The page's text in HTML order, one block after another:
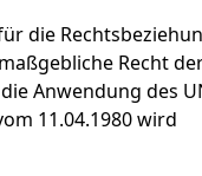
die
Recht
Anwendung des
11.04.1980 wird